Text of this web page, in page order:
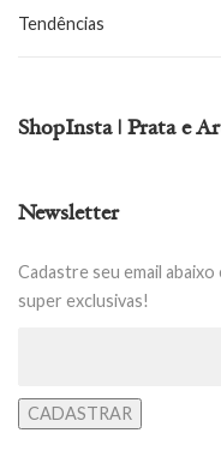
Tendências
ShopInsta | Prata e
Newsletter
Cadastre seu email
super exclusivas!